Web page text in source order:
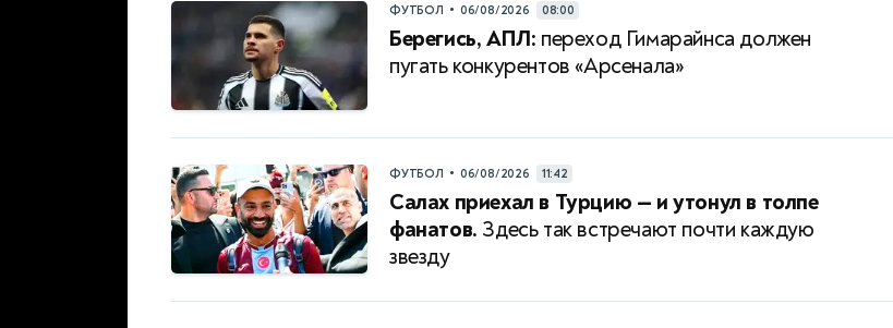
ФУТБОЛ • 06/08/2026 08:00
Берегись, АПЛ: переход Гимарайнса должен
пугать конкурентов «Арсенала»
ФУТБОЛ • 06/08/2026 11:42
Салах приехал в Турцию — и утонул в толпе
фанатов. Здесь так встречают почти каждую
звезду